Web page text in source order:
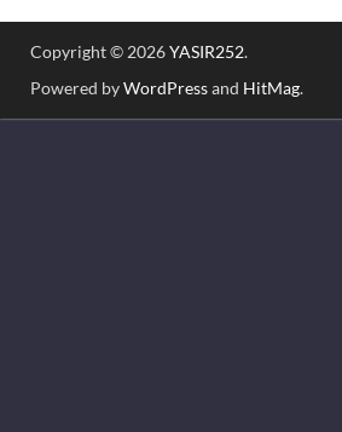
Copyright © 2026YASIR252.
Powered byWordPressand HitMag.